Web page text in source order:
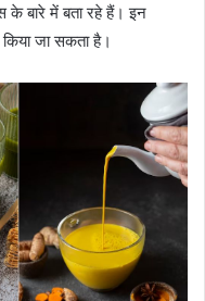
के बारे में बता रहे हैं। इन
जा सकता है।